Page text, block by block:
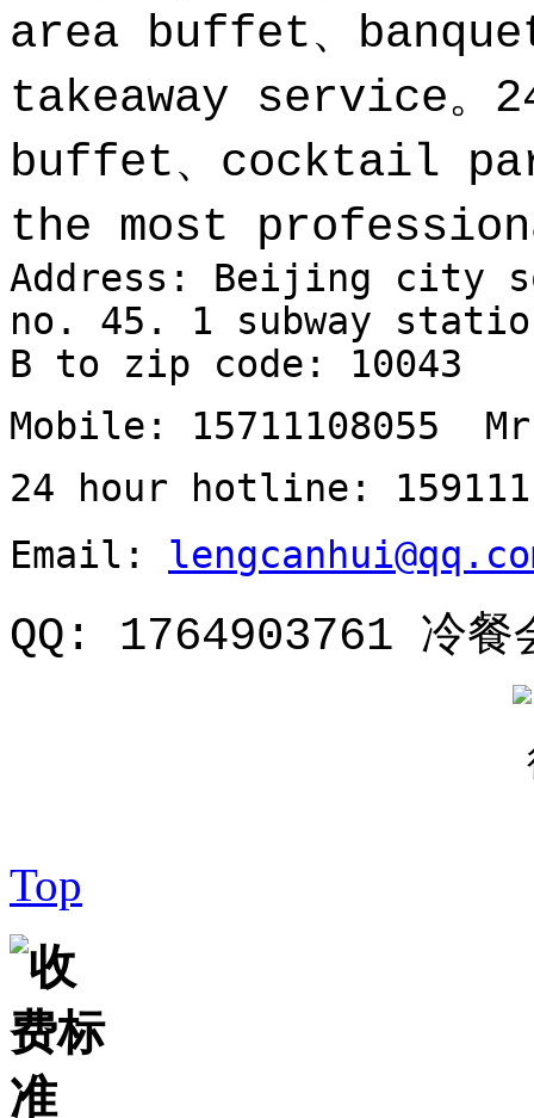
area buffet、
takeaway service
buffet、cocktail
the most
Address: Beijing city
no. 45. 1 subway
B to zip code: 10043
Mobile: 15711108055
24 hour hotline:
Email:
QQ: 1764903761 冷
Top